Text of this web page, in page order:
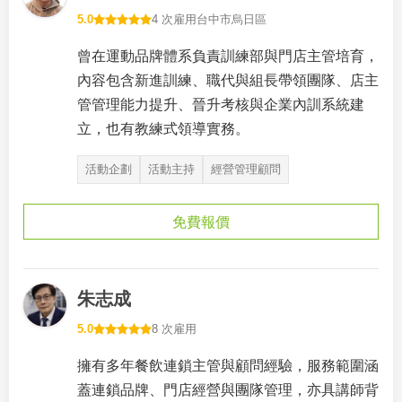
5.0 4 次雇用 台中市烏日區
曾在運動品牌體系負責訓練部與門店主管培育，
內容包含新進訓練、職代與組長帶領團隊、店主
管管理能力提升、晉升考核與企業內訓系統建
立，也有教練式領導實務。
活動企劃 活動主持 經營管理顧問
免費報價
朱志成
5.0 8 次雇用
擁有多年餐飲連鎖主管與顧問經驗，服務範圍涵
蓋連鎖品牌、門店經營與團隊管理，亦具講師背